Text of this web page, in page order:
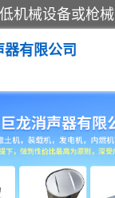
有限公司